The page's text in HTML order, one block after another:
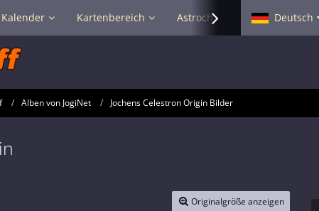
Kalender Kartenbereich Astrochat - Smalltalk Hilfe
Deutsch
Alben von JogiNet Jochens Celestron Origin Bilder
Originalgröße anzeigen